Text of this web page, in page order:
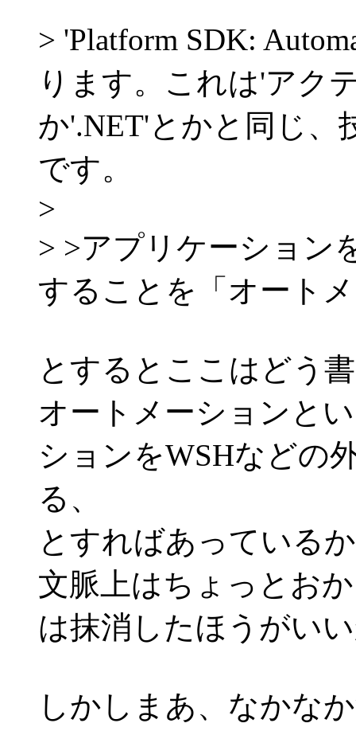
> 'Platform SDK:
ります。これは'アク
か'.NET'とかと同じ、
です。
>
> >アプリケーション
することを「オート
とするとここはどう
オートメーションと
ションをWSHなどの
る、
とすればあっている
文脈上はちょっとお
は抹消したほうがい
しかしまあ、なかな